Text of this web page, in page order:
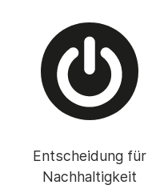
Entscheidung für
Nachhaltigkeit